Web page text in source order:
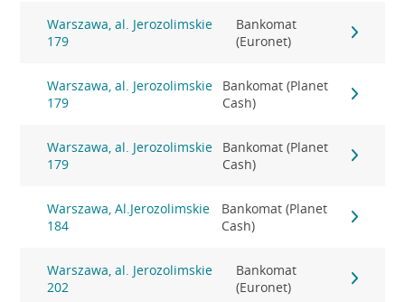
Warszawa, al. Jerozolimskie
179
Bankomat
(Euronet)
Warszawa, al. Jerozolimskie
179
Bankomat (Planet
Cash)
Warszawa, al. Jerozolimskie
179
Bankomat (Planet
Cash)
Warszawa, Al.Jerozolimskie
184
Bankomat (Planet
Cash)
Warszawa, al. Jerozolimskie
202
Bankomat
(Euronet)